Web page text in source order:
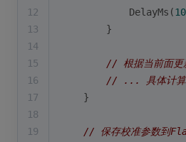
12
            DelayMs(
10
13
        }
14
15
// 根据当前面更
16
// ... 具体计算
17
    }
18
19
// 保存校准参数到